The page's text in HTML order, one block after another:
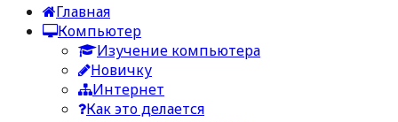
Главная
Компьютер
Изучение компьютера
Новичку
Интернет
Как это делается